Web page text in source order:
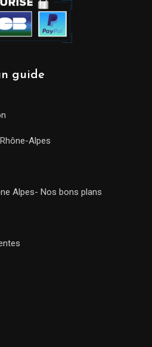
guide
Alpes
Alpes- Nos bons plans